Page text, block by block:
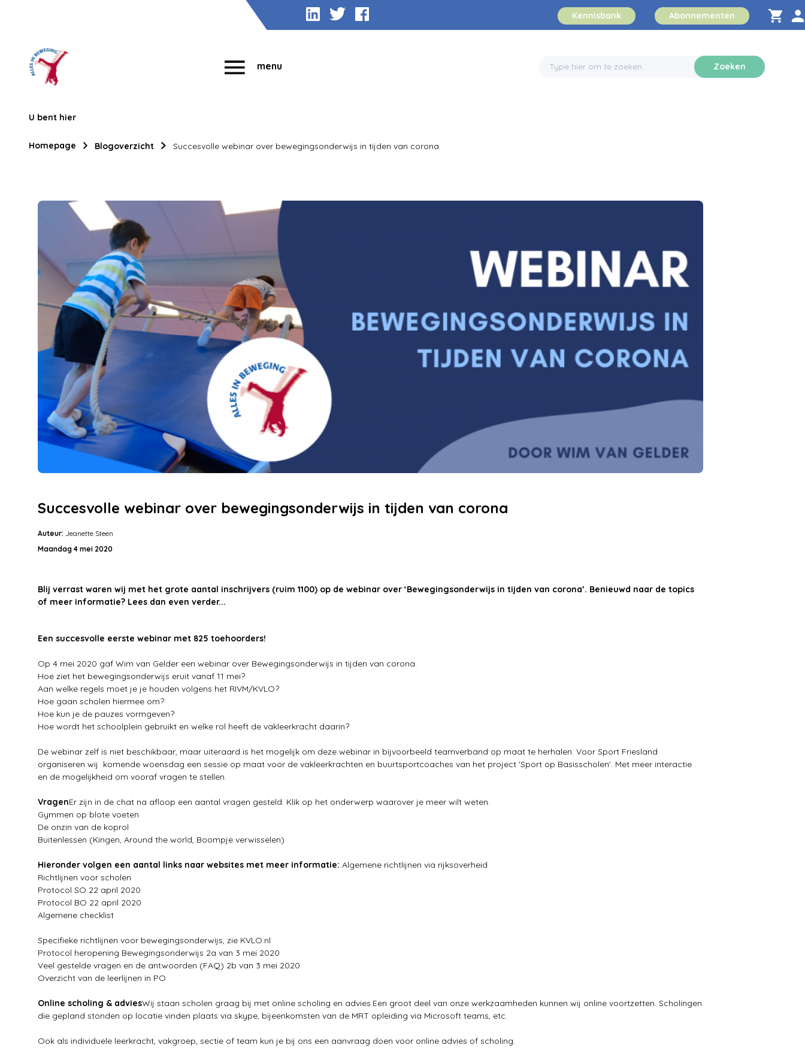
Kennisbank Abonnementen
menu Zoeken
U bent hier
Homepage Blogoverzicht Succesvolle webinar over bewegingsonderwijs in tijden van corona
Succesvolle webinar over bewegingsonderwijs in tijden van corona
Auteur: Jeanette Steen
Maandag 4 mei 2020
Blij verrast waren wij met het grote aantal inschrijvers (ruim 1100) op de webinar over ‘Bewegingsonderwijs in tijden van corona’. Benieuwd naar de topics
of meer informatie? Lees dan even verder...
Een succesvolle eerste webinar met 825 toehoorders!
Op 4 mei 2020 gaf Wim van Gelder een webinar over Bewegingsonderwijs in tijden van corona.
Hoe ziet het bewegingsonderwijs eruit vanaf 11 mei?
Aan welke regels moet je je houden volgens het RIVM/KVLO?
Hoe gaan scholen hiermee om?
Hoe kun je de pauzes vormgeven?
Hoe wordt het schoolplein gebruikt en welke rol heeft de vakleerkracht daarin?
De webinar zelf is niet beschikbaar, maar uiteraard is het mogelijk om deze webinar in bijvoorbeeld teamverband op maat te herhalen. Voor Sport Friesland
organiseren wij komende woensdag een sessie op maat voor de vakleerkrachten en buurtsportcoaches van het project 'Sport op Basisscholen'. Met meer interactie
en de mogelijkheid om vooraf vragen te stellen.
VragenEr zijn in de chat na afloop een aantal vragen gesteld. Klik op het onderwerp waarover je meer wilt weten.
Gymmen op blote voeten
De onzin van de koprol
Buitenlessen (Kingen, Around the world, Boompje verwisselen)
Hieronder volgen een aantal links naar websites met meer informatie: Algemene richtlijnen via rijksoverheid
Richtlijnen voor scholen
Protocol SO 22 april 2020
Protocol BO 22 april 2020
Algemene checklist
Specifieke richtlijnen voor bewegingsonderwijs, zie KVLO.nl
Protocol heropening Bewegingsonderwijs 2a van 3 mei 2020
Veel gestelde vragen en de antwoorden (FAQ) 2b van 3 mei 2020
Overzicht van de leerlijnen in PO
Online scholing & adviesWij staan scholen graag bij met online scholing en advies.Een groot deel van onze werkzaamheden kunnen wij online voortzetten. Scholingen
die gepland stonden op locatie vinden plaats via skype, bijeenkomsten van de MRT opleiding via Microsoft teams, etc.
Ook als individuele leerkracht, vakgroep, sectie of team kun je bij ons een aanvraag doen voor online advies of scholing.